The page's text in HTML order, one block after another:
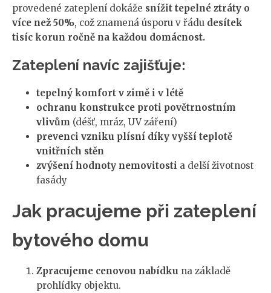
provedené zateplení dokáže snížit tepelné ztráty o
více než 50%, což znamená úsporu v řádu desítek
tisíc korun ročně na každou domácnost.
Zateplení navíc zajišťuje:
tepelný komfort v zimě i v létě
ochranu konstrukce proti povětrnostním
vlivům (déšť, mráz, UV záření)
prevenci vzniku plísní díky vyšší teplotě
vnitřních stěn
zvýšení hodnoty nemovitosti a delší životnost
fasády
Jak pracujeme při zateplení
bytového domu
Zpracujeme cenovou nabídku na základě
prohlídky objektu.